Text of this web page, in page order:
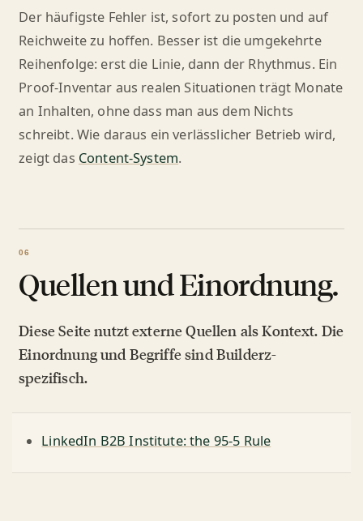
Der häufigste Fehler ist, sofort zu posten und auf
Reichweite zu hoffen. Besser ist die umgekehrte
Reihenfolge: erst die Linie, dann der Rhythmus. Ein
Proof-Inventar aus realen Situationen trägt Monate
an Inhalten, ohne dass man aus dem Nichts
schreibt. Wie daraus ein verlässlicher Betrieb wird,
zeigt das Content-System.
Quellen und Einordnung.
Diese Seite nutzt externe Quellen als Kontext. Die
Einordnung und Begriffe sind Builderz-
spezifisch.
LinkedIn B2B Institute: the 95-5 Rule